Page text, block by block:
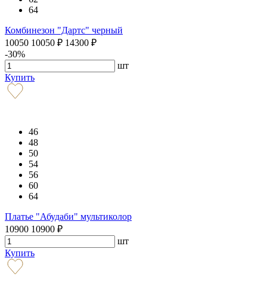
64
Комбинезон "Дартс" черный
10050 10050 ₽ 14300 ₽
-30%
шт
Купить
46
48
50
54
56
60
64
Платье "Абудаби" мультиколор
10900 10900 ₽
шт
Купить